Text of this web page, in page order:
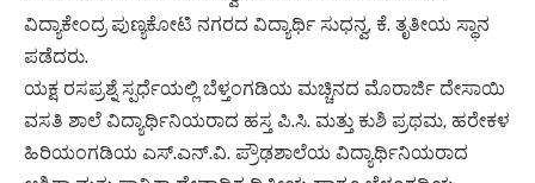
ವಿದ್ಯಾಕೇಂದ್ರ ಪುಣ್ಯಕೋಟಿ ನಗರದ ವಿದ್ಯಾರ್ಥಿ ಸುಧನ್ವ, ಕೆ. ತೃತೀಯ ಸ್ಥಾನ
ಪಡೆದರು.
ಯಕ್ಷ ರಸಪ್ರಶ್ನೆ ಸ್ಪರ್ಧೆಯಲ್ಲಿ ಬೆಳ್ತಂಗಡಿಯ ಮಚ್ಚಿನದ ಮೊರಾರ್ಜಿ ದೇಸಾಯಿ
ವಸತಿ ಶಾಲೆ ವಿದ್ಯಾರ್ಥಿನಿಯರಾದ ಹಸ್ತ ಪಿ.ಸಿ. ಮತ್ತು ಕುಶಿ ಪ್ರಥಮ, ಹರೇಕಳ
ಹಿರಿಯಂಗಡಿಯ ಎಸ್.ಎನ್.ವಿ. ಪ್ರೌಢಶಾಲೆಯ ವಿದ್ಯಾರ್ಥಿನಿಯರಾದ